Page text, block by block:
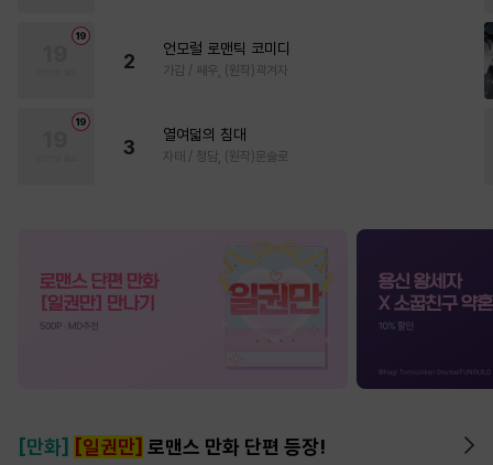
2
언모럴 로맨틱 코미디
가감 / 쌔우, (원작)곽겨자
3
열여덟의 침대
자태 / 청담, (원작)문슬로
[만화] [일권만] 로맨스 만화 단편 등장!